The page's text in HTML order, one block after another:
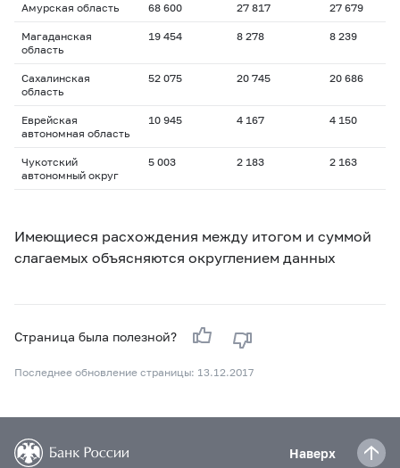
Амурская область 68 600 27 817 27 679
Магаданская
область
19 454 8 278 8 239
Сахалинская
область
52 075 20 745 20 686
Еврейская
автономная область
10 945 4 167 4 150
Чукотский
автономный округ
5 003 2 183 2 163
Имеющиеся расхождения между итогом и суммой
слагаемых объясняются округлением данных
Страница была полезной?
Последнее обновление страницы: 13.12.2017
Наверх